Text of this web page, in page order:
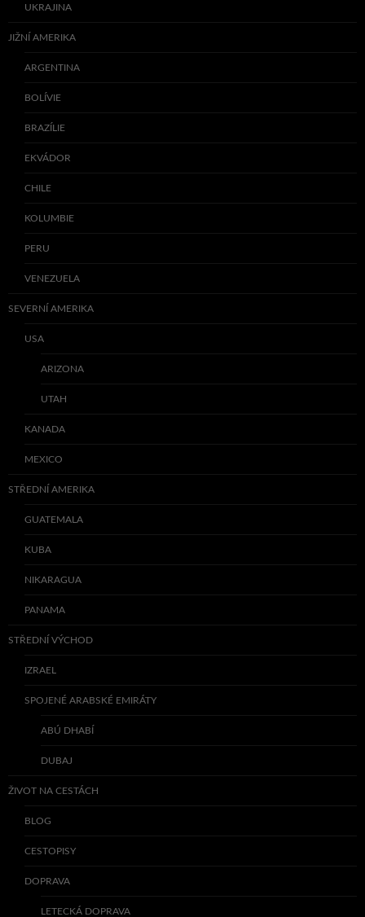
UKRAJINA
JIŽNÍ AMERIKA
ARGENTINA
BOLÍVIE
BRAZÍLIE
EKVÁDOR
CHILE
KOLUMBIE
PERU
VENEZUELA
SEVERNÍ AMERIKA
USA
ARIZONA
UTAH
KANADA
MEXICO
STŘEDNÍ AMERIKA
GUATEMALA
KUBA
NIKARAGUA
PANAMA
STŘEDNÍ VÝCHOD
IZRAEL
SPOJENÉ ARABSKÉ EMIRÁTY
ABÚ DHABÍ
DUBAJ
ŽIVOT NA CESTÁCH
BLOG
CESTOPISY
DOPRAVA
LETECKÁ DOPRAVA